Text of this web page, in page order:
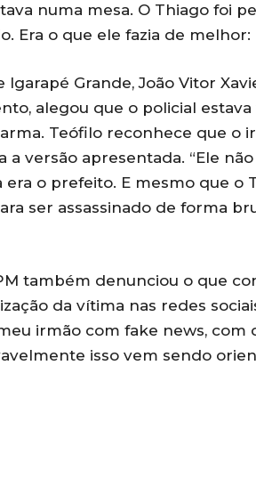
numa mesa. O Thiago foi
Era o que ele fazia de
Igarapé Grande, João Vitor
alegou que o policial
Teófilo reconhece que o
a versão apresentada. “Ele
era o prefeito. E mesmo que o
ser assassinado de forma
também denunciou o que
da vítima nas redes
irmão com fake news, com
isso vem sendo